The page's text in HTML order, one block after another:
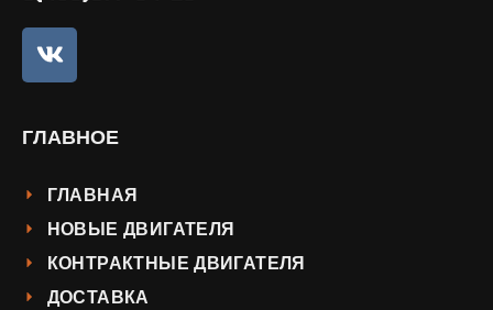
ГЛАВНОЕ
ГЛАВНАЯ
НОВЫЕ ДВИГАТЕЛЯ
КОНТРАКТНЫЕ ДВИГАТЕЛЯ
ДОСТАВКА